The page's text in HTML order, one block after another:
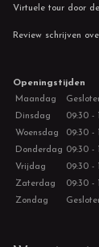
Virtuele tour door
Review schrijven
Openingstijden
Maandag
Dinsdag
09:30 -
Woensdag
09:30 -
Donderdag 09:30 -
Vrijdag
09:30 -
Zaterdag
09:30 -
Zondag